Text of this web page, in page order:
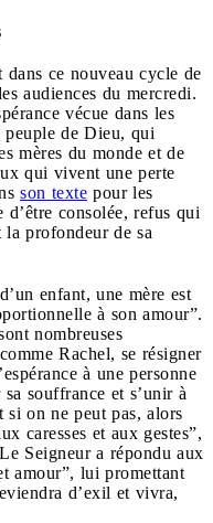
dans ce nouveau cycle de
audiences du mercredi.
vécue dans les
peuple de Dieu, qui
mères du monde et de
qui vivent une perte
son texte pour les
consolée, refus qui
la profondeur de sa
enfant, une mère est
à son amour”.
nombreuses
Rachel, se résigner
à une personne
souffrance et s’unir à
si on ne peut pas, alors
caresses et aux gestes”,
Seigneur a répondu aux
amour”, lui promettant
d’exil et vivra,